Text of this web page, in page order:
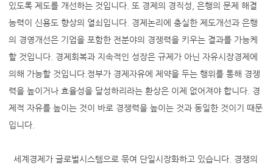
있도록 제도를 개선하는 것입니다. 또 경제의 경직성, 은행의 문제 해결
능력이 신용도 향상의 열쇠입니다. 경제논리에 충실한 제도개선과 은행
의 경영개선은 기업을 포함한 전분야의 경쟁력을 키우는 결과를 가능케
할 것입니다. 경제회복과 지속적인 성장은 규제가 아닌 자유시장경제에
의해 가능할 것입니다.정부가 경제자유에 제약을 두는 행위를 통해 경쟁
력을 높이거나 효율성을 달성하리라는 환상은 이제 없어져야 합니다. 경
제적 자유를 높이는 것이 바로 경쟁력을 높이는 것과 동일한 것이기 때문
입니다.
세계경제가 글로벌시스템으로 묶여 단일시장화하고 있습니다. 경쟁의